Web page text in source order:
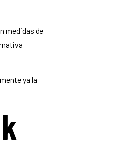
medidas de
ya la